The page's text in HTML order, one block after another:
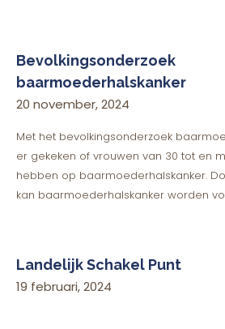
Bevolkingsonderzoek
baarmoederhalskanker
20 november, 2024
Met het bevolkingsonderzoek
er gekeken of vrouwen van 30 tot en
hebben op baarmoederhalskanker.
kan baarmoederhalskanker worden
Landelijk Schakel Punt
19 februari, 2024